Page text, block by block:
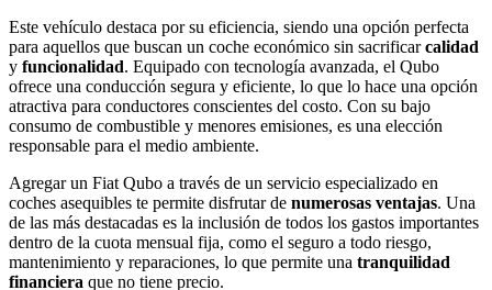
Este vehículo destaca por su eficiencia, siendo una opción perfecta
para aquellos que buscan un coche económico sin sacrificarcalidad
y funcionalidad. Equipado con tecnología avanzada, el Qubo
ofrece una conducción segura y eficiente, lo que lo hace una opción
atractiva para conductores conscientes del costo. Con su bajo
consumo de combustible y menores emisiones, es una elección
responsable para el medio ambiente.
Agregar un Fiat Qubo a través de un servicio especializado en
coches asequibles te permite disfrutar de numerosas ventajas. Una
de las más destacadas es la inclusión de todos los gastos importantes
dentro de la cuota mensual fija, como el seguro a todo riesgo,
mantenimiento y reparaciones, lo que permite una tranquilidad
financiera que no tiene precio.